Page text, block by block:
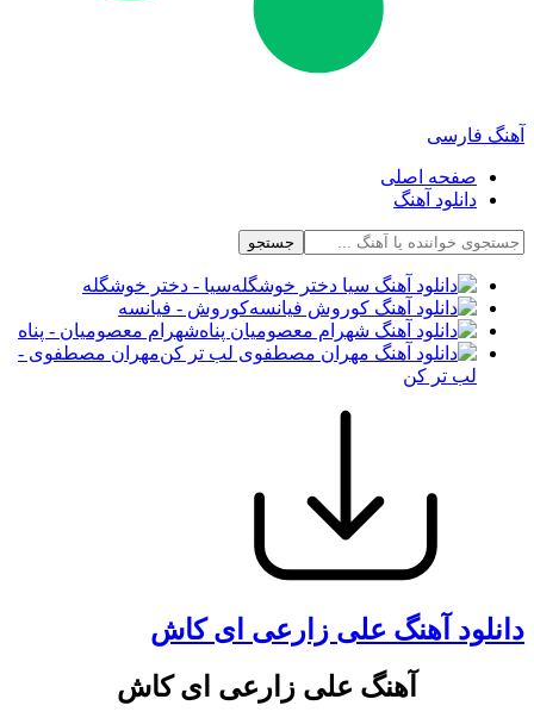
آهنگ فارسی
صفحه اصلی
دانلود آهنگ
جستجو
سیا - دختر خوشگله
کوروش - فیانسه
شهرام معصومیان - پناه
مهران مصطفوی -
لب تر کن
دانلود آهنگ علی زارعی ای کاش
آهنگ علی زارعی ای کاش